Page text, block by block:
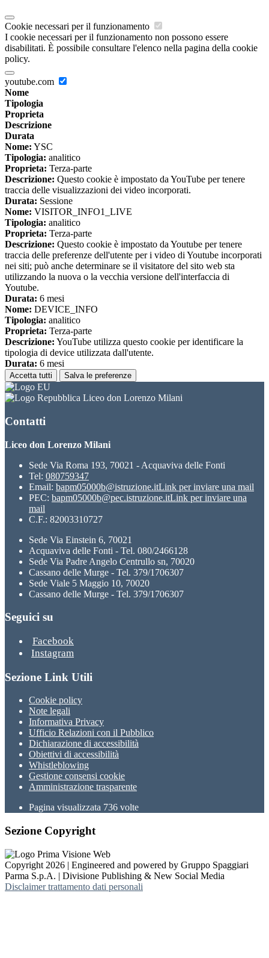
Cookie necessari per il funzionamento
I cookie necessari per il funzionamento non possono essere
disabilitati. È possibile consultare l'elenco nella pagina della cookie
policy.
youtube.com
Nome
Tipologia
Proprieta
Descrizione
Durata
Nome: YSC
Tipologia: analitico
Proprieta: Terza-parte
Descrizione: Questo cookie è impostato da YouTube per tenere
traccia delle visualizzazioni dei video incorporati.
Durata: Sessione
Nome: VISITOR_INFO1_LIVE
Tipologia: analitico
Proprieta: Terza-parte
Descrizione: Questo cookie è impostato da Youtube per tenere
traccia delle preferenze dell'utente per i video di Youtube incorporati
nei siti; può anche determinare se il visitatore del sito web sta
utilizzando la nuova o la vecchia versione dell'interfaccia di
Youtube.
Durata: 6 mesi
Nome: DEVICE_INFO
Tipologia: analitico
Proprieta: Terza-parte
Descrizione: YouTube utilizza questo cookie per identificare la
tipologia di device utilizzata dall'utente.
Durata: 6 mesi
Accetta tutti Salva le preferenze
Liceo don Lorenzo Milani
Contatti
Liceo don Lorenzo Milani
Sede Via Roma 193, 70021 - Acquaviva delle Fonti
Tel: 080759347
Email: bapm05000b@istruzione.itLink per inviare una mail
PEC: bapm05000b@pec.istruzione.itLink per inviare una
mail
C.F.: 82003310727
Sede Via Einstein 6, 70021
Acquaviva delle Fonti - Tel. 080/2466128
Sede Via Padre Angelo Centrullo sn, 70020
Cassano delle Murge - Tel. 379/1706307
Sede Viale 5 Maggio 10, 70020
Cassano delle Murge - Tel. 379/1706307
Seguici su
Facebook
Instagram
Sezione Link Utili
Cookie policy
Note legali
Informativa Privacy
Ufficio Relazioni con il Pubblico
Dichiarazione di accessibilità
Obiettivi di accessibilità
Whistleblowing
Gestione consensi cookie
Amministrazione trasparente
Pagina visualizzata 736 volte
Sezione Copyright
Copyright 2026 | Engineered and powered by Gruppo Spaggiari
Parma S.p.A. | Divisione Publishing & New Social Media
Disclaimer trattamento dati personali